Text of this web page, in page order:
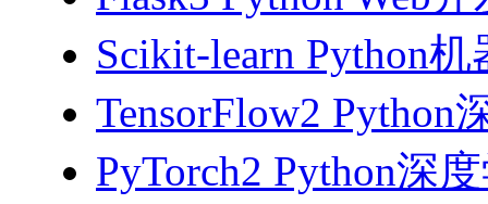
Scikit-learn Python
TensorFlow2 Python
PyTorch2 Python深